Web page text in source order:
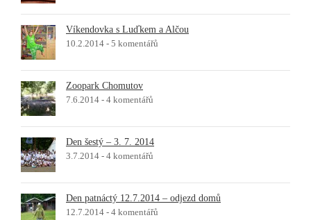
Víkendovka s Luďkem a Alčou
10.2.2014 - 5 komentářů
Zoopark Chomutov
7.6.2014 - 4 komentářů
Den šestý – 3. 7. 2014
3.7.2014 - 4 komentářů
Den patnáctý 12.7.2014 – odjezd domů
12.7.2014 - 4 komentářů